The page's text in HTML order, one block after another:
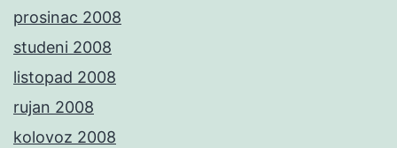
prosinac 2008
studeni 2008
listopad 2008
rujan 2008
kolovoz 2008